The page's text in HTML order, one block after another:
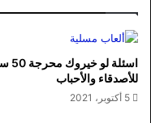
اسئلة
للأصدقاء والأحباب
5 أكتوبر، 2021